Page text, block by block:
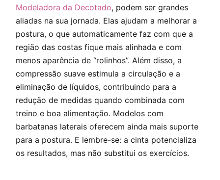
Modeladora da Decotado, podem ser grandes
aliadas na sua jornada. Elas ajudam a melhorar a
postura, o que automaticamente faz com que a
região das costas fique mais alinhada e com
menos aparência de “rolinhos”. Além disso, a
compressão suave estimula a circulação e a
eliminação de líquidos, contribuindo para a
redução de medidas quando combinada com
treino e boa alimentação. Modelos com
barbatanas laterais oferecem ainda mais suporte
para a postura. E lembre-se: a cinta potencializa
os resultados, mas não substitui os exercícios.